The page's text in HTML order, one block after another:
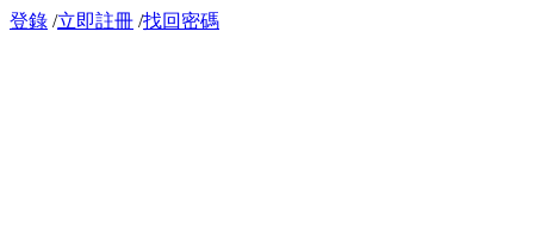
登錄 /立即註冊 /找回密碼